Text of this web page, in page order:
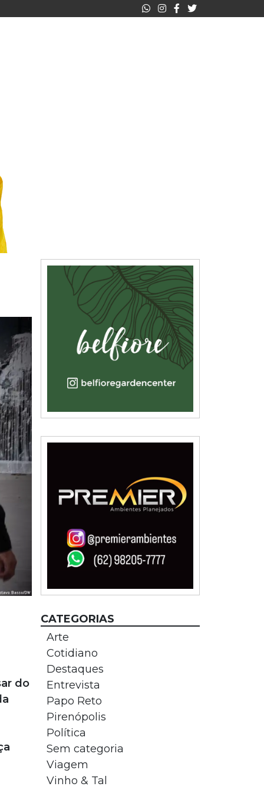
do
CATEGORIAS
Arte
Cotidiano
Destaques
Entrevista
Papo Reto
Pirenópolis
Política
Sem categoria
Viagem
Vinho & Tal